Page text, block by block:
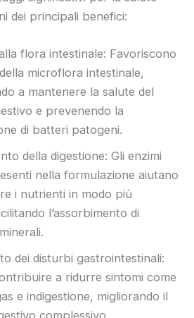
dei principali benefici:
flora intestinale: Favoriscono
microflora intestinale,
a mantenere la salute del
e prevenendo la
di batteri patogeni.
della digestione: Gli enzimi
nella formulazione aiutano
i nutrienti in modo più
l’assorbimento di
dei disturbi gastrointestinali:
a ridurre sintomi come
e indigestione, migliorando il
complessivo.